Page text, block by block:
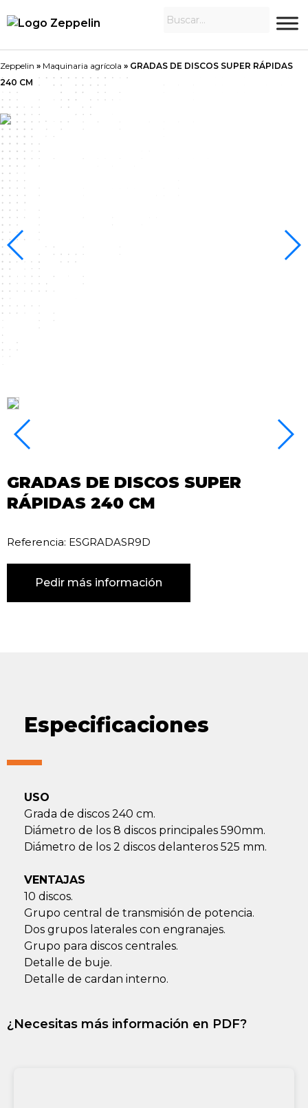
Zeppelin » Maquinaria agrícola » GRADAS DE DISCOS SUPER RÁPIDAS
240 CM
GRADAS DE DISCOS SUPER
RÁPIDAS 240 CM
Referencia: ESGRADASR9D
Pedir más información
Especificaciones
USO
Grada de discos 240 cm.
Diámetro de los 8 discos principales 590mm.
Diámetro de los 2 discos delanteros 525 mm.
VENTAJAS
10 discos.
Grupo central de transmisión de potencia.
Dos grupos laterales con engranajes.
Grupo para discos centrales.
Detalle de buje.
Detalle de cardan interno.
¿Necesitas más información en PDF?